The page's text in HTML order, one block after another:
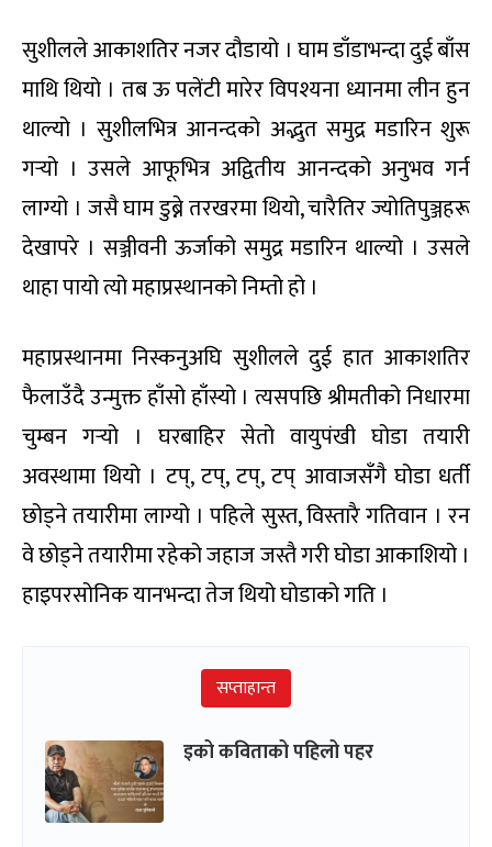
सुशीलले आकाशतिर नजर दौडायो । घाम डाँडाभन्दा दुई बाँस
माथि थियो । तब ऊ पलेंटी मारेर विपश्यना ध्यानमा लीन हुन
थाल्यो । सुशीलभित्र आनन्दको अद्भुत समुद्र मडारिन शुरू
गर्‍यो । उसले आफूभित्र अद्वितीय आनन्दको अनुभव गर्न
लाग्यो । जसै घाम डुब्ने तरखरमा थियो, चारैतिर ज्योतिपुञ्जहरू
देखापरे । सञ्जीवनी ऊर्जाको समुद्र मडारिन थाल्यो । उसले
थाहा पायो त्यो महाप्रस्थानको निम्तो हो ।
महाप्रस्थानमा निस्कनुअघि सुशीलले दुई हात आकाशतिर
फैलाउँदै उन्मुक्त हाँसो हाँस्यो । त्यसपछि श्रीमतीको निधारमा
चुम्बन गर्‍यो । घरबाहिर सेतो वायुपंखी घोडा तयारी
अवस्थामा थियो । टप्, टप्, टप्, टप् आवाजसँगै घोडा धर्ती
छोड्ने तयारीमा लाग्यो । पहिले सुस्त, विस्तारै गतिवान । रन
वे छोड्ने तयारीमा रहेको जहाज जस्तै गरी घोडा आकाशियो ।
हाइपरसोनिक यानभन्दा तेज थियो घोडाको गति ।
सप्ताहान्त
इको कविताको पहिलो पहर